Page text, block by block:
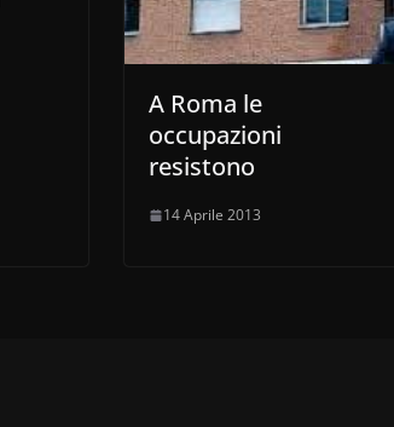
A Roma le
occupazioni
resistono
14 Aprile 2013